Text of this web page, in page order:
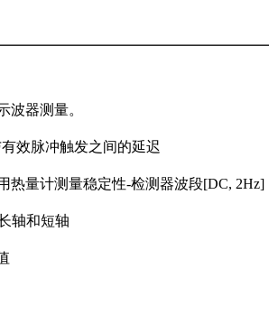
波器测量。
有效脉冲触发之间的延迟
热量计测量稳定性-检测器波段[DC, 2Hz]
轴和短轴